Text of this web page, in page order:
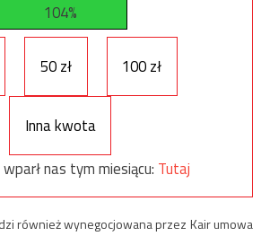
104%
50 zł 100 zł
Inna kwota
nas tym miesiącu: Tutaj
również wynegocjowana przez Kair umowa